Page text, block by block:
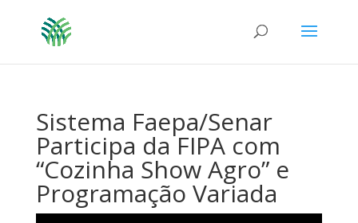
Sistema Faepa/Senar
Participa da FIPA com
“Cozinha Show Agro” e
Programação Variada